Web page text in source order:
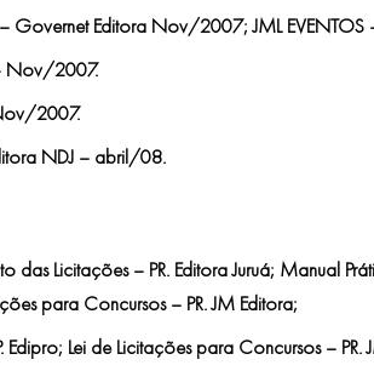
Governet Editora Nov/2007; JML
Nov/2007.
2007.
NDJ – abril/08.
das Licitações – PR. Editora Juruá; Manual
para Concursos – PR. JM Editora;
Lei de Licitações para Concursos – PR.